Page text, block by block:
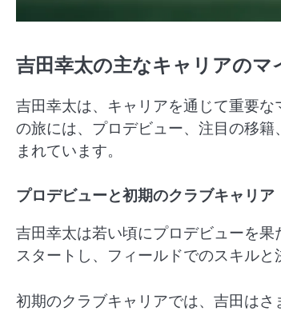
吉田幸太の主なキャリアのマ
吉田幸太は、キャリアを通じて重要
の旅には、プロデビュー、注目の移
まれています。
プロデビューと初期のクラブキャリア
吉田幸太は若い頃にプロデビューを
スタートし、フィールドでのスキルと
初期のクラブキャリアでは、吉田は